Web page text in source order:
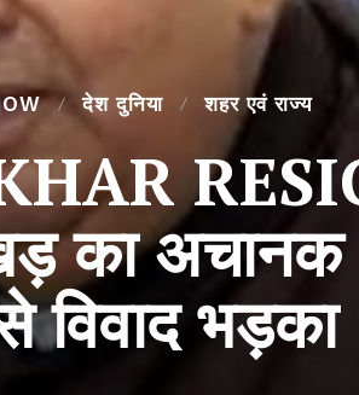
देश दुनिया शहर एवं राज्य
का
विवाद भड़का